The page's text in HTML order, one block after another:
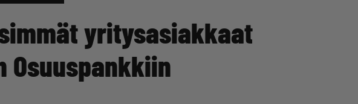
yritysasiakkaat
Osuuspankkiin